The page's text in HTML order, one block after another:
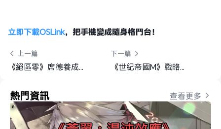
立即下載OSLink，把手機變成隨身格鬥台！
上一篇
《絕區零》席德養成素材：突破/天賦/專屬音擎&收集方法！
下一篇
《世紀帝國M》戰略升級：OSLink遠程高效多開掛機攻略
熱門資訊 查看更多